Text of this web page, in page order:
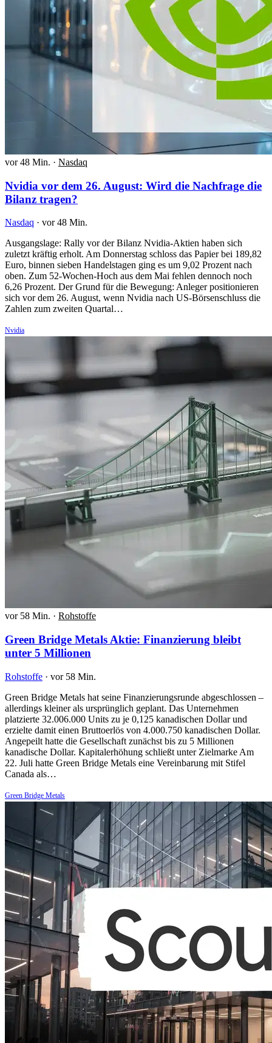
vor 48 Min. · Nasdaq
Nvidia vor dem 26. August: Wird die Nachfrage die
Bilanz tragen?
Nasdaq · vor 48 Min.
Ausgangslage: Rally vor der Bilanz Nvidia-Aktien haben sich
zuletzt kräftig erholt. Am Donnerstag schloss das Papier bei 189,82
Euro, binnen sieben Handelstagen ging es um 9,02 Prozent nach
oben. Zum 52-Wochen-Hoch aus dem Mai fehlen dennoch noch
6,26 Prozent. Der Grund für die Bewegung: Anleger positionieren
sich vor dem 26. August, wenn Nvidia nach US-Börsenschluss die
Zahlen zum zweiten Quartal…
Nvidia
vor 58 Min. · Rohstoffe
Green Bridge Metals Aktie: Finanzierung bleibt
unter 5 Millionen
Rohstoffe · vor 58 Min.
Green Bridge Metals hat seine Finanzierungsrunde abgeschlossen –
allerdings kleiner als ursprünglich geplant. Das Unternehmen
platzierte 32.006.000 Units zu je 0,125 kanadischen Dollar und
erzielte damit einen Bruttoerlös von 4.000.750 kanadischen Dollar.
Angepeilt hatte die Gesellschaft zunächst bis zu 5 Millionen
kanadische Dollar. Kapitalerhöhung schließt unter Zielmarke Am
22. Juli hatte Green Bridge Metals eine Vereinbarung mit Stifel
Canada als…
Green Bridge Metals